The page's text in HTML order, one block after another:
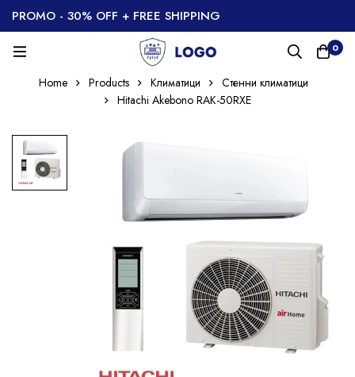
PROMO - 30% OFF + FREE SHIPPING
0
Home Products Климатици
Стенни климатици
Hitachi Akebono RAK-50RXE